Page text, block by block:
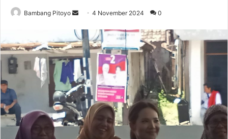
Bambang Pitoyo
Send
email
4 November 2024 0